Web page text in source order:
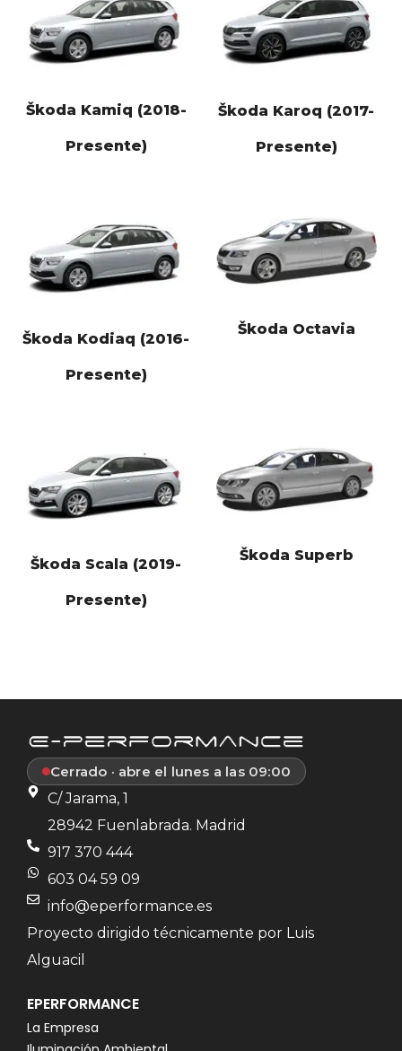
Škoda Kamiq (2018-
Presente)
Škoda Karoq (2017-
Presente)
Škoda Kodiaq (2016-
Presente)
Škoda Octavia
Škoda Scala (2019-
Presente)
Škoda Superb
Cerrado · abre el lunes a las 09:00
C/ Jarama, 1
28942 Fuenlabrada. Madrid
917 370 444
603 04 59 09
info@eperformance.es
Proyecto dirigido técnicamente por Luis
Alguacil
EPERFORMANCE
La Empresa